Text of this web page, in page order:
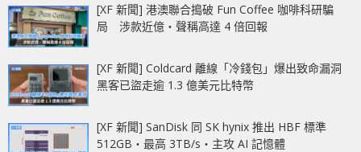
[XF 新聞] 港澳聯合搗破 Fun Coffee 咖啡科研騙
局 涉款近億‧聲稱高達 4 倍回報
[XF 新聞] Coldcard 離線「冷錢包」爆出致命漏洞
黑客已盜走逾 1.3 億美元比特幣
[XF 新聞] SanDisk 同 SK hynix 推出 HBF 標準
512GB‧最高 3TB/s‧主攻 AI 記憶體